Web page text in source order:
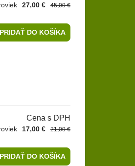
27,00 € 45,00 €
PRIDAŤ DO KOŠÍKA
Cena s DPH
17,00 € 21,00 €
PRIDAŤ DO KOŠÍKA